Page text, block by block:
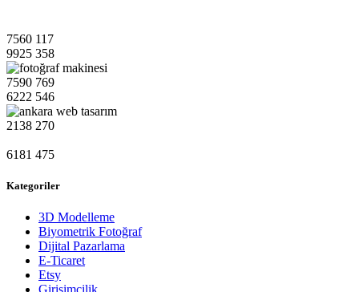
7560 117
9925 358
7590 769
6222 546
2138 270
6181 475
Kategoriler
3D Modelleme
Biyometrik Fotoğraf
Dijital Pazarlama
E-Ticaret
Etsy
Girişimcilik